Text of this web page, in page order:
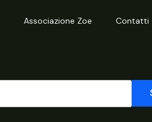
Associazione Zoe Contatti